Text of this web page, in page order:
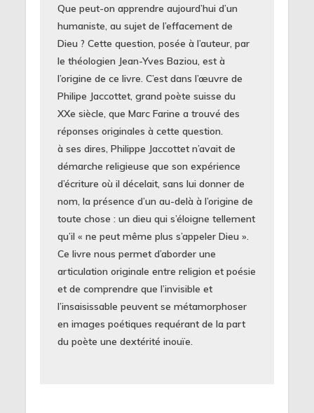
Que peut-on apprendre aujourd’hui d’un
humaniste, au sujet de l’effacement de
Dieu ? Cette question, posée à l’auteur, par
le théologien Jean-Yves Baziou, est à
l’origine de ce livre. C’est dans l’œuvre de
Philipe Jaccottet, grand poète suisse du
XXe siècle, que Marc Farine a trouvé des
réponses originales à cette question.
à ses dires, Philippe Jaccottet n’avait de
démarche religieuse que son expérience
d’écriture où il décelait, sans lui donner de
nom, la présence d’un au-delà à l’origine de
toute chose : un dieu qui s’éloigne tellement
qu’il « ne peut même plus s’appeler Dieu ».
Ce livre nous permet d’aborder une
articulation originale entre religion et poésie
et de comprendre que l’invisible et
l’insaisissable peuvent se métamorphoser
en images poétiques requérant de la part
du poète une dextérité inouïe.